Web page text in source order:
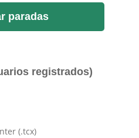
paradas
registrados)
(.tcx)